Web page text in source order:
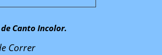
Canto Incolor.
Correr